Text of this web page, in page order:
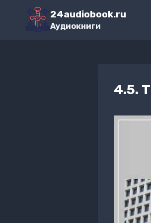
Перейти
содержимому
24audiobook.ru
Аудиокниги
4.5.